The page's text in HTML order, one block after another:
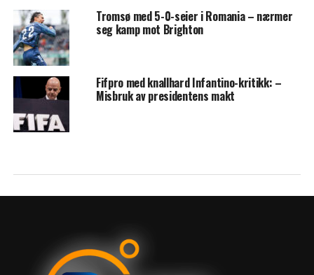
Tromsø med 5-0-seier i Romania – nærmer
seg kamp mot Brighton
Fifpro med knallhard Infantino-kritikk: –
Misbruk av presidentens makt